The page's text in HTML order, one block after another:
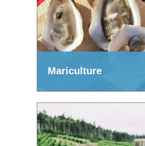
Mariculture